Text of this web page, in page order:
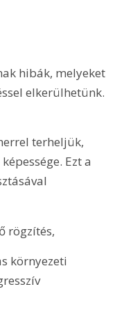
hibák, melyeket
elkerülhetünk.
terheljük,
Ezt a
rögzítés,
környezeti